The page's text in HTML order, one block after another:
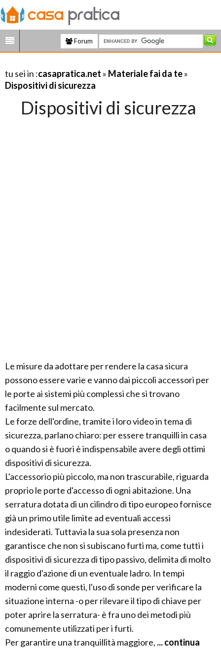
Forum
tu sei in :casapratica.net » Materiale fai da te»
Dispositivi di sicurezza
Dispositivi di sicurezza
Le misure da adottare per rendere la casa sicura
possono essere varie e vanno dai piccoli accessori per
le porte ai sistemi più complessi che si trovano
facilmente sul mercato.
Le forze dell'ordine, tramite i loro video in tema di
sicurezza, parlano chiaro: per essere tranquilli in casa
o quando si è fuori è indispensabile avere degli ottimi
dispositivi di sicurezza.
L'accessorio più piccolo, ma non trascurabile, riguarda
proprio le porte d'accesso di ogni abitazione. Una
serratura dotata di un cilindro di tipo europeo fornisce
già un primo utile limite ad eventuali accessi
indesiderati. Tuttavia la sua sola presenza non
garantisce che non si subiscano furti ma, come tutti i
dispositivi di sicurezza di tipo passivo, delimita di molto
il raggio d'azione di un eventuale ladro. In tempi
moderni come questi, l'uso di sonde per verificare la
situazione interna -o per rilevare il tipo di chiave per
poter aprire la serratura- è fra uno dei metodi più
comunemente utilizzati per i furti.
Per garantire una tranquillità maggiore, ... continua